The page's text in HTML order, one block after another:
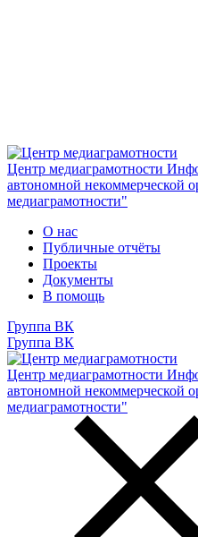
Центр медиаграмотности
автономной некоммерческой
медиаграмотности"
О нас
Публичные отчёты
Проекты
Документы
В помощь
Группа ВК
Группа ВК
Центр медиаграмотности
автономной некоммерческой
медиаграмотности"